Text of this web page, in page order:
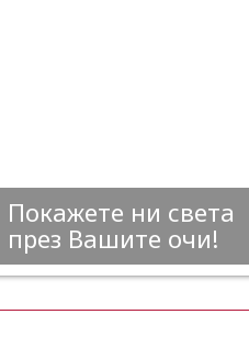
Покажете ни света
през Вашите очи!